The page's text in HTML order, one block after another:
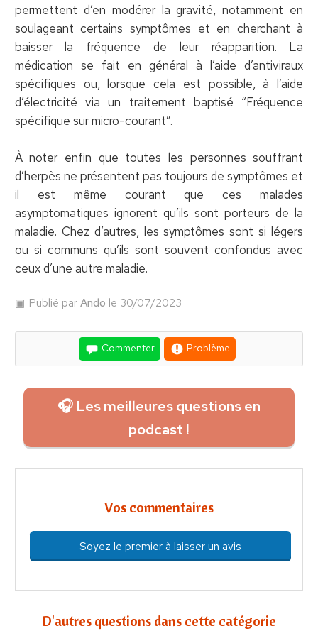
permettent d’en modérer la gravité, notamment en
soulageant certains symptômes et en cherchant à
baisser la fréquence de leur réapparition. La
médication se fait en général à l’aide d’antiviraux
spécifiques ou, lorsque cela est possible, à l’aide
d’électricité via un traitement baptisé “Fréquence
spécifique sur micro-courant”.
À noter enfin que toutes les personnes souffrant
d’herpès ne présentent pas toujours de symptômes et
il est même courant que ces malades
asymptomatiques ignorent qu’ils sont porteurs de la
maladie. Chez d’autres, les symptômes sont si légers
ou si communs qu’ils sont souvent confondus avec
ceux d’une autre maladie.
Publié parAndo le 30/07/2023
Commenter Problème
🎧 Les meilleures questions en
podcast !
Vos commentaires
Soyez le premier à laisser un avis
D'autres questions dans cette catégorie